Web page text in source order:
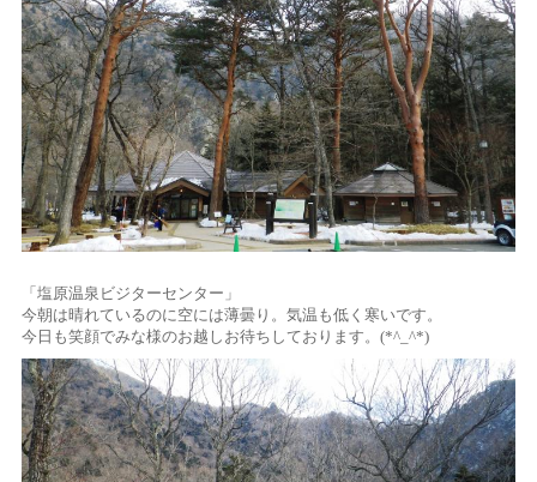
「塩原温泉ビジターセンター」
今朝は晴れているのに空には薄曇り。気温も低く寒いです。
今日も笑顔でみな様のお越しお待ちしております。(*^_^*)